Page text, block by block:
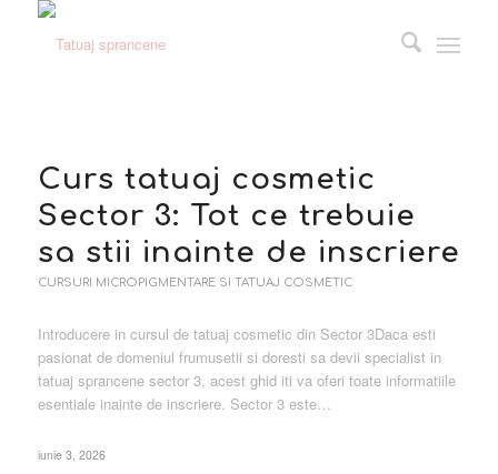
Curs tatuaj cosmetic
Sector 3: Tot ce trebuie
sa stii inainte de inscriere
CURSURI MICROPIGMENTARE SI TATUAJ COSMETIC
Introducere in cursul de tatuaj cosmetic din Sector 3Daca esti
pasionat de domeniul frumusetii si doresti sa devii specialist in
tatuaj sprancene sector 3, acest ghid iti va oferi toate informatiile
esentiale inainte de inscriere. Sector 3 este…
iunie 3, 2026